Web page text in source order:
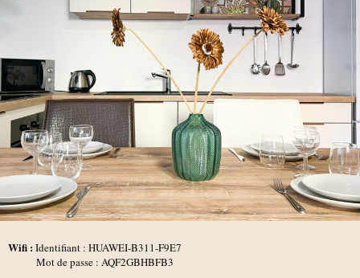
Wifi : Identifiant : HUAWEI-B311-F9E7
Mot de passe : AQF2GBHBFB3